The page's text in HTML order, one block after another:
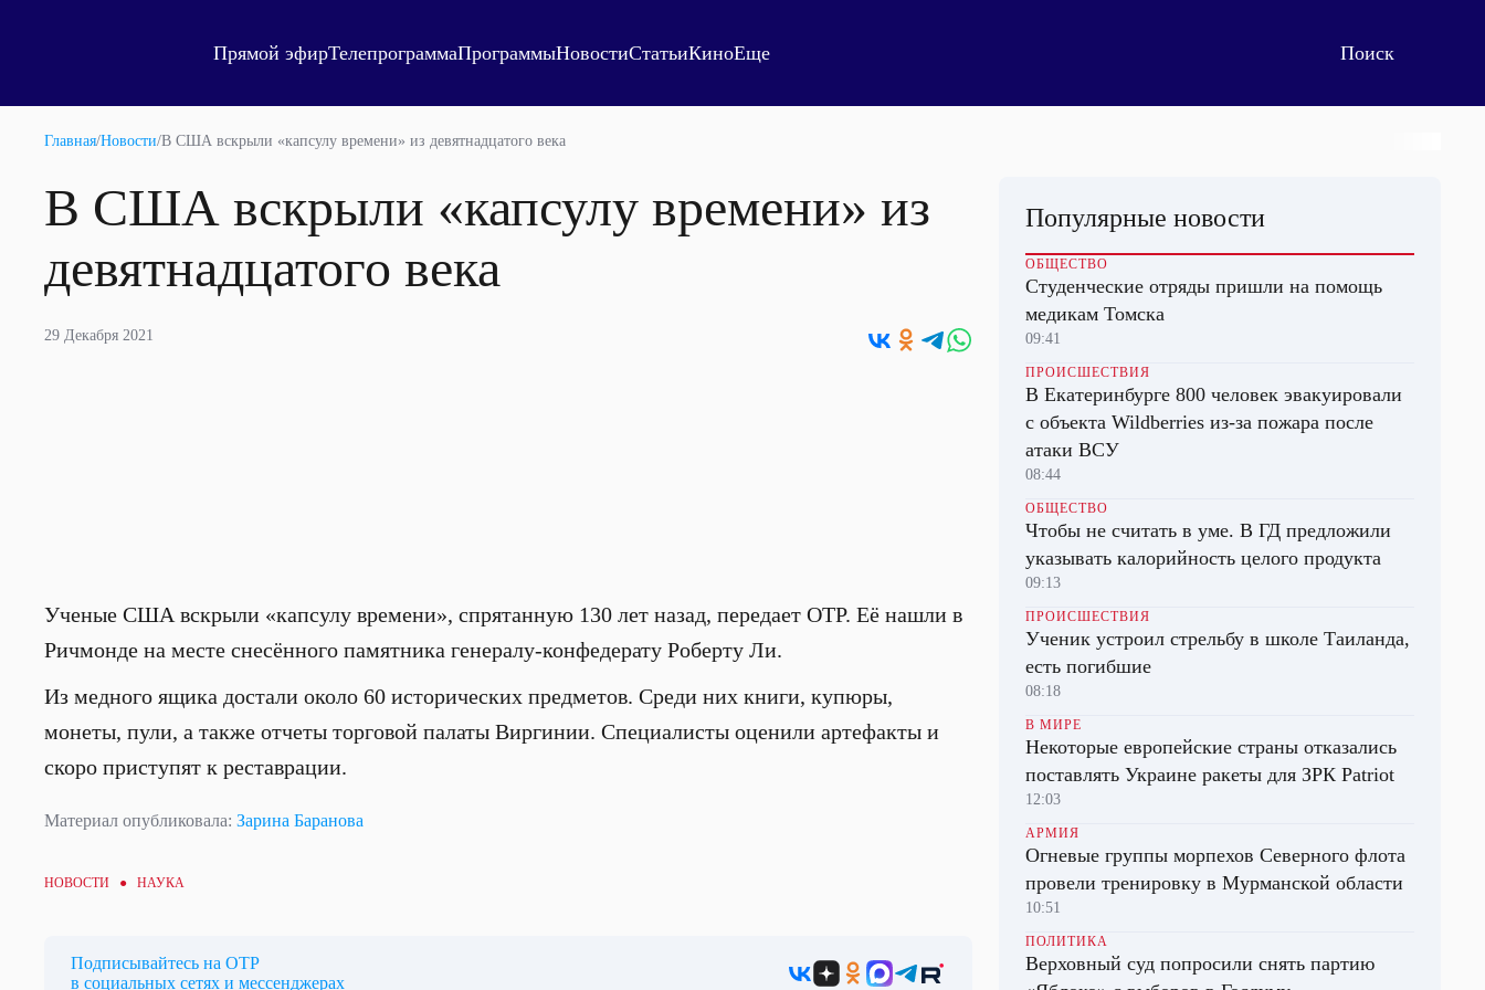
Прямой эфирТелепрограммаПрограммыНовостиСтатьиКиноЕще
Главная/Новости/В США вскрыли «капсулу времени» из девятнадцатого века
В США вскрыли «капсулу времени» из
девятнадцатого века
29 Декабря 2021
Ученые США вскрыли «капсулу времени», спрятанную 130 лет назад, передает ОТР. Её нашли в
Ричмонде на месте снесённого памятника генералу-конфедерату Роберту Ли.
Из медного ящика достали около 60 исторических предметов. Среди них книги, купюры,
монеты, пули, а также отчеты торговой палаты Виргинии. Специалисты оценили артефакты и
скоро приступят к реставрации.
Материал опубликовала: Зарина Баранова
НОВОСТИ ● НАУКА
Подписывайтесь на ОТР
в социальных сетях и мессенджерах
Популярные новости
ОБЩЕСТВО
Студенческие отряды пришли на помощь
медикам Томска
09:41
ПРОИСШЕСТВИЯ
В Екатеринбурге 800 человек эвакуировали
с объекта Wildberries из-за пожара после
атаки ВСУ
08:44
ОБЩЕСТВО
Чтобы не считать в уме. В ГД предложили
указывать калорийность целого продукта
09:13
ПРОИСШЕСТВИЯ
Ученик устроил стрельбу в школе Таиланда,
есть погибшие
08:18
В МИРЕ
Некоторые европейские страны отказались
поставлять Украине ракеты для ЗРК Patriot
12:03
АРМИЯ
Огневые группы морпехов Северного флота
провели тренировку в Мурманской области
10:51
ПОЛИТИКА
Верховный суд попросили снять партию